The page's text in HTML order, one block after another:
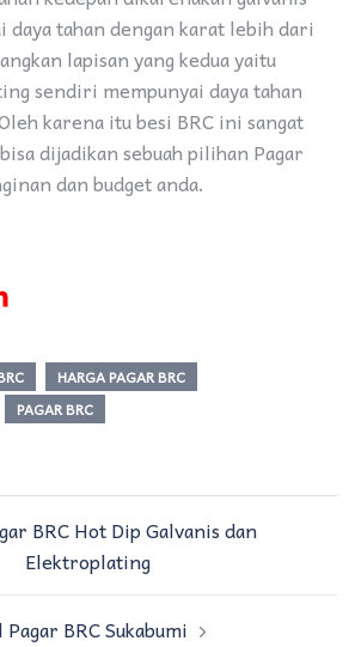
tahan dengan karat lebih dari
lapisan yang kedua yaitu
sendiri mempunyai daya tahan
karena itu besi BRC ini sangat
dijadikan sebuah pilihan Pagar
dan budget anda.
HARGA PAGAR BRC
PAGAR BRC
BRC Hot Dip Galvanis dan
Elektroplating
Pagar BRC Sukabumi